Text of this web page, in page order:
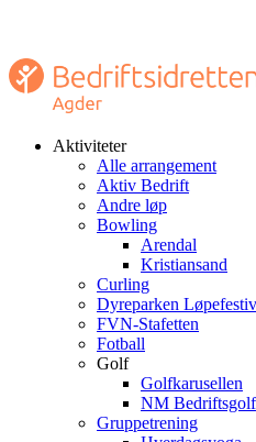
Aktiviteter
Alle arrangement
Aktiv Bedrift
Andre løp
Bowling
Arendal
Kristiansand
Curling
Dyreparken
FVN-Stafetten
Fotball
Golf
Golfkarusellen
NM Bedriftsgolf
Gruppetrening